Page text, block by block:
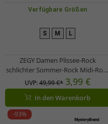
Verfügbare Größen
S M L
ZEGY Damen Plissee-Rock
schlichter Sommer-Rock Midi-Rock
1052 Schwarz
UVP:49,99 €* 3,99 €
In den Warenkorb
-93%